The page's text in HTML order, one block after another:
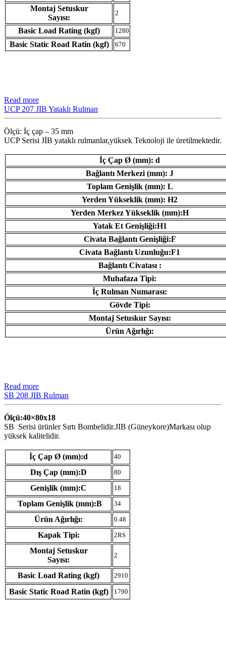
Montaj Setuskur
Sayısı:
2
Basic Load Rating (kgf) 1280
Basic Static Road Ratin (kgf) 670
Read more
UCP 207 JIB Yataklı Rulman
Ölçü: İç çap – 35 mm
UCP Serisi JİB ​​yataklı rulmanlar,yüksek Teknoloji ile üretilmektedir.
İç Çap Ø (mm): d
Bağlantı Merkezi (mm): J
Toplam Genişlik (mm): L
Yerden Yükseklik (mm): H2
Yerden Merkez Yükseklik (mm):H
Yatak Et Genişliği:H1
Civata Bağlantı Genişliği:F
Civata Bağlantı Uzunluğu:F1
Bağlantı Civatası :
Muhafaza Tipi:
İç Rulman Numarası:
Gövde Tipi:
Montaj Setuskur Sayısı:
Ürün Ağırlığı:
Read more
SB 208 JIB Rulman
Ölçü:40×80x18
SB Serisi ürünler Sırtı Bombelidir.JIB (Güneykore)Markası olup
yüksek kalitelidir.
İç Çap Ø (mm):d 40
Dış Çap (mm):D 80
Genişlik (mm):C 18
Toplam Genişlik (mm):B 34
Ürün Ağırlığı: 0.48
Kapak Tipi: 2RS
Montaj Setuskur
Sayısı:
2
Basic Load Rating (kgf) 2910
Basic Static Road Ratin (kgf) 1790